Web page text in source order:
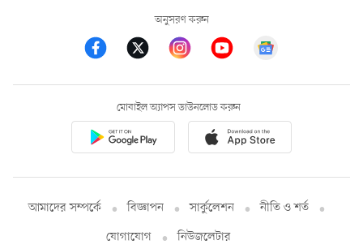
অনুসরণ করুন
মোবাইল অ্যাপস ডাউনলোড করুন
আমাদের সম্পর্কে বিজ্ঞাপন সার্কুলেশন
নীতি ও শর্ত
যোগাযোগ
নিউজলেটার